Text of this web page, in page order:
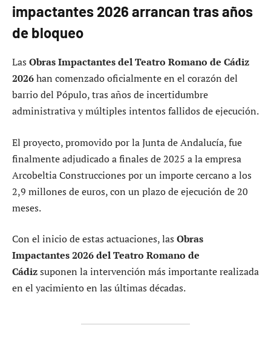
impactantes 2026 arrancan tras años
de bloqueo
Las Obras Impactantes del Teatro Romano de Cádiz
2026han comenzado oficialmente en el corazón del
barrio del Pópulo, tras años de incertidumbre
administrativa y múltiples intentos fallidos de ejecución.
El proyecto, promovido por la Junta de Andalucía, fue
finalmente adjudicado a finales de 2025 a la empresa
Arcobeltia Construcciones por un importe cercano a los
2,9 millones de euros, con un plazo de ejecución de 20
meses.
Con el inicio de estas actuaciones, las Obras
Impactantes 2026 del Teatro Romano de
Cádizsuponen la intervención más importante realizada
en el yacimiento en las últimas décadas.